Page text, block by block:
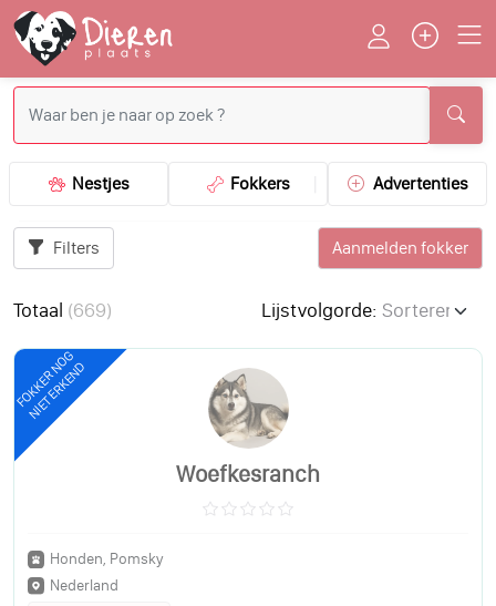
Nestjes Fokkers Advertenties
Filters Aanmelden fokker
Totaal (669) Lijstvolgorde:
FOKKER NOG
NIET ERKEND
Woefkesranch
Honden, Pomsky
Nederland